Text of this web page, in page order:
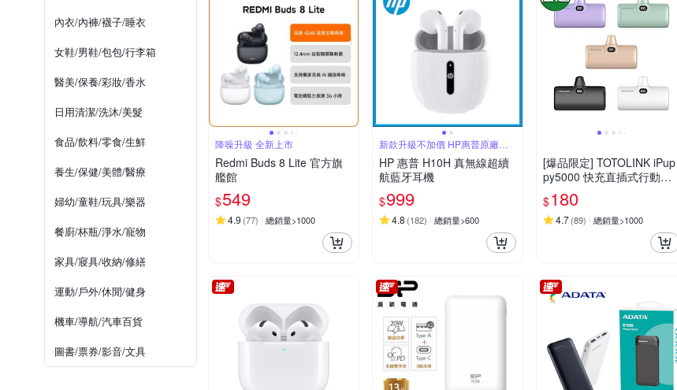
內衣/內褲/襪子/睡衣
女鞋/男鞋/包包/行李箱
醫美/保養/彩妝/香水
日用清潔/洗沐/美髮
食品/飲料/零食/生鮮
養生/保健/美體/醫療
婦幼/童鞋/玩具/樂器
餐廚/杯瓶/淨水/寵物
家具/寢具/收納/修繕
運動/戶外/休閒/健身
機車/導航/汽車百貨
圖書/票券/影音/文具
降噪升級 全新上市
Redmi Buds 8 Lite 官方旗
艦館
$549
4.9 (77) 總銷量>1000
新款升級不加價 HP惠普原廠高
品質
HP 惠普 H10H 真無線超續
航藍牙耳機
$999
4.8 (182) 總銷量>600
[爆品限定] TOTOLINK iPup
py5000 快充直插式行動電
源( Lightning/Type-C )
$180
4.7(89) 總銷量>1000